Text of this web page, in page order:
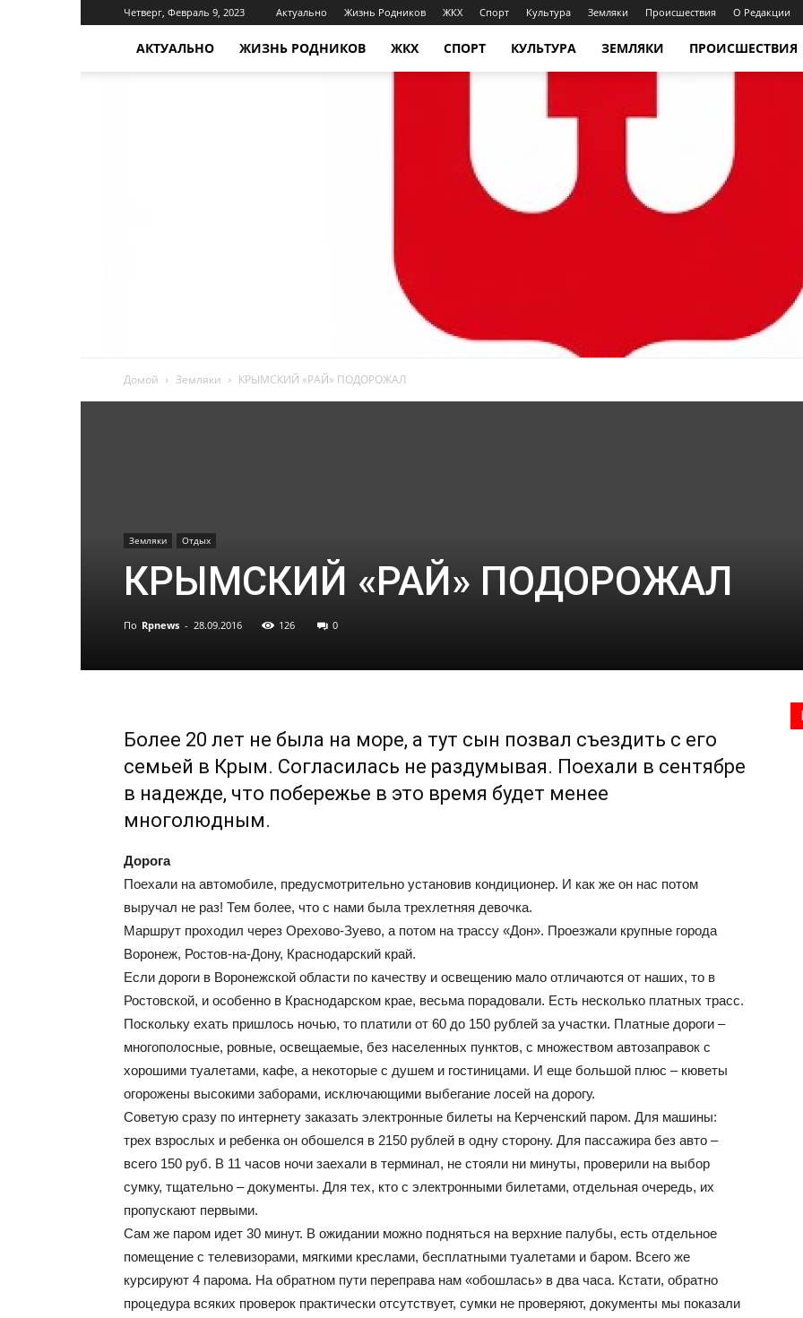
Четверг, Февраль 9, 2023 Актуально Жизнь Родников ЖКХ Спорт Культура Земляки Происшествия О Редакции
АКТУАЛЬНО ЖИЗНЬ РОДНИКОВ ЖКХ СПОРТ КУЛЬТУРА ЗЕМЛЯКИ ПРОИСШЕСТВИЯ
проспект
сайт
газеты
Домой Земляки КРЫМСКИЙ «РАЙ» ПОДОРОЖАЛ
Земляки Отдых
КРЫМСКИЙ «РАЙ» ПОДОРОЖАЛ
По Rpnews - 28.09.2016 126 0
Более 20 лет не была на море, а тут сын позвал съездить с его
семьей в Крым. Согласилась не раздумывая. Поехали в сентябре
в надежде, что побережье в это время будет менее
многолюдным.
Дорога
Поехали на автомобиле, предусмотрительно установив кондиционер. И как же он нас потом
выручал не раз! Тем более, что с нами была трехлетняя девочка.
Маршрут проходил через Орехово-Зуево, а потом на трассу «Дон». Проезжали крупные города
Воронеж, Ростов-на-Дону, Краснодарский край.
Если дороги в Воронежской области по качеству и освещению мало отличаются от наших, то в
Ростовской, и особенно в Краснодарском крае, весьма порадовали. Есть несколько платных трасс.
Поскольку ехать пришлось ночью, то платили от 60 до 150 рублей за участки. Платные дороги –
многополосные, ровные, освещаемые, без населенных пунктов, с множеством автозаправок с
хорошими туалетами, кафе, а некоторые с душем и гостиницами. И еще большой плюс – кюветы
огорожены высокими заборами, исключающими выбегание лосей на дорогу.
Советую сразу по интернету заказать электронные билеты на Керченский паром. Для машины:
трех взрослых и ребенка он обошелся в 2150 рублей в одну сторону. Для пассажира без авто –
всего 150 руб. В 11 часов ночи заехали в терминал, не стояли ни минуты, проверили на выбор
сумку, тщательно – документы. Для тех, кто с электронными билетами, отдельная очередь, их
пропускают первыми.
Сам же паром идет 30 минут. В ожидании можно подняться на верхние палубы, есть отдельное
помещение с телевизорами, мягкими креслами, бесплатными туалетами и баром. Всего же
курсируют 4 парома. На обратном пути переправа нам «обошлась» в два часа. Кстати, обратно
процедура всяких проверок практически отсутствует, сумки не проверяют, документы мы показали